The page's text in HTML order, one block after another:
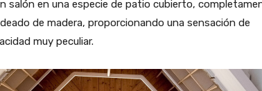
salón en una especie de patio cubierto,
de madera, proporcionando una sensación de
muy peculiar.